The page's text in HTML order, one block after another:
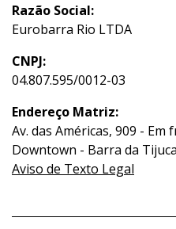
Razão Social:
Eurobarra Rio LTDA
CNPJ:
04.807.595/0012-03
Endereço Matriz:
Av. das Américas, 909 -
Downtown - Barra da
Aviso de Texto Legal